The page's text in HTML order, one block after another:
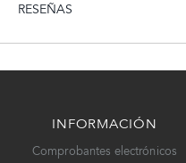
RESEÑAS
INFORMACIÓN
Comprobantes electrónicos